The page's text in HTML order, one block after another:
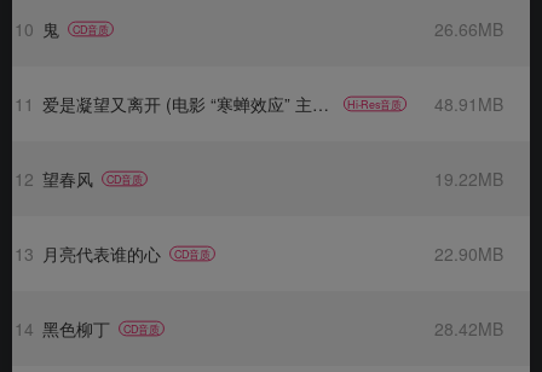
10 鬼 CD音质 26.66MB
11 爱是凝望又离开 (电影 “寒蝉效应” 主题曲) Hi-Res音质 48.91MB
12 望春风 CD音质 19.22MB
13 月亮代表谁的心 CD音质 22.90MB
14 黑色柳丁 CD音质 28.42MB